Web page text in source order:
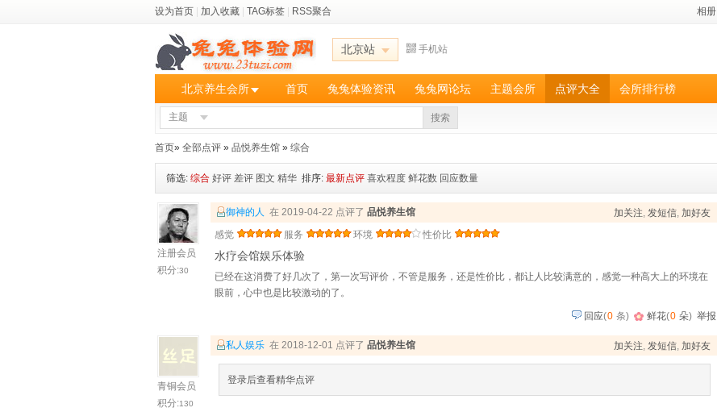
设为首页 加入收藏 TAG标签 RSS聚合 相册
北京站 手机站
北京养生会所 首页 兔兔体验资讯 兔兔网论坛 主题会所 点评大全 会所排行榜
主题 搜索
首页» 全部点评 » 品悦养生馆 » 综合
筛选: 综合 好评 差评 图文 精华 排序: 最新点评 喜欢程度 鲜花数 回应数量
注册会员
积分:30
加关注, 发短信, 加好友
御神的人 在 2019-04-22 点评了 品悦养生馆
感觉
服务 环境 性价比
水疗会馆娱乐体验
已经在这消费了好几次了，第一次写评价，不管是服务，还是性价比，都让人比较满意的，感觉一种高大上的环境在
眼前，心中也是比较激动的了。
回应(0 条) 鲜花(0 朵) 举报
青铜会员
积分:130
加关注, 发短信, 加好友
私人娱乐 在 2018-12-01 点评了 品悦养生馆
登录后查看精华点评